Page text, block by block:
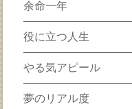
余命一年
役に立つ人生
やる気アピール
夢のリアル度